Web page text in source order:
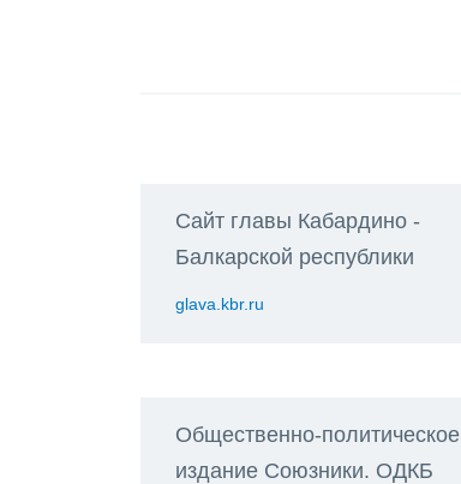
Сайт главы Кабардино -
Балкарской республики
glava.kbr.ru
Общественно-политическое
издание Союзники. ОДКБ